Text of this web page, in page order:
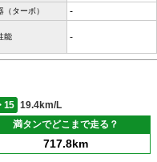
（ターボ） -
能 -
15
19.4km/L
満タンでどこまで走る？
717.8km